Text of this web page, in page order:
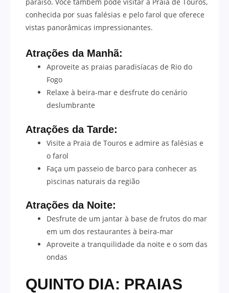
paraíso. Você também pode visitar a Praia de Touros,
conhecida por suas falésias e pelo farol que oferece
vistas panorâmicas impressionantes.
Atrações da Manhã:
Aproveite as praias paradisíacas de Rio do
Fogo
Relaxe à beira-mar e desfrute do cenário
deslumbrante
Atrações da Tarde:
Visite a Praia de Touros e admire as falésias e
o farol
Faça um passeio de barco para conhecer as
piscinas naturais da região
Atrações da Noite:
Desfrute de um jantar à base de frutos do mar
em um dos restaurantes à beira-mar
Aproveite a tranquilidade da noite e o som das
ondas
QUINTO DIA: PRAIAS